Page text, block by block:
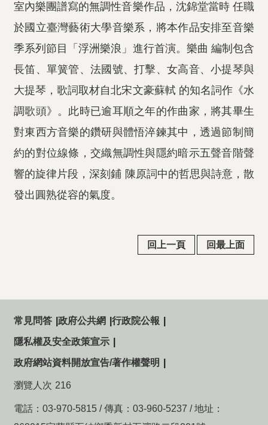
室內樂團譜寫的無調性音樂作品，沈錦堂當時 任職
於國立臺灣藝術大學音樂系，將本作品安排至音樂
季系列節目「浮洲樂浪」進行首演。樂曲 編制包含
長笛、單簧管、法國號、打擊、女高音、小提琴與
大提琴，歌詞取材自北宋文豪蘇軾 的知名詞作《水
調歌頭》。此時已逾耳順之年的作曲家，將其畢生
對東西方音樂的鑽研與體悟淬鍊其中，透過節制簡
約的對位線條，交織無調性與隱約暗示五聲音階聲
響的旋律片段，深刻鋪 陳原詞中的哲思與詩意，散
發出圓熟從容的氣度。
回上一頁 回最上面
常見問答 政府公共網 行政院公報
隱私權及安全政策宣示
政府網站資料開放宣告/著作權聲明
瀏覽人次 216
電話：03-970-5815 / 傳真：03-960-5237 / 地址：